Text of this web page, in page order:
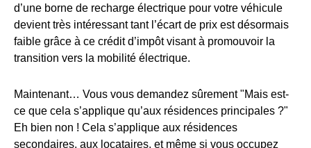
d’une borne de recharge électrique pour votre véhicule
devient très intéressant tant l’écart de prix est désormais
faible grâce à ce crédit d’impôt visant à promouvoir la
transition vers la mobilité électrique.
Maintenant… Vous vous demandez sûrement "Mais est-
ce que cela s’applique qu’aux résidences principales ?"
Eh bien non ! Cela s’applique aux résidences
secondaires, aux locataires, et même si vous occupez